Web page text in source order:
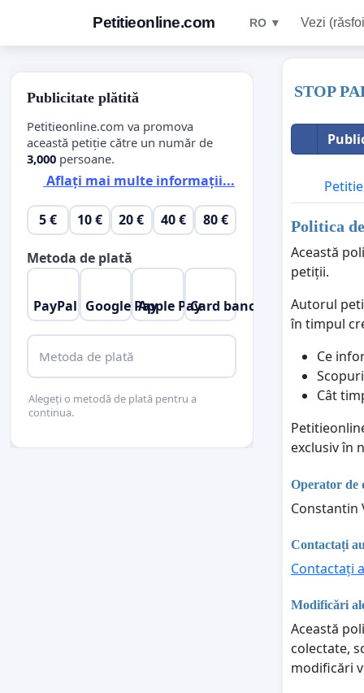
Petitieonline.com RO ▼ Vezi
STOP
Petitie
Politica
Această
petiții.
Autorul
în timpul
Ce
Cât
exclusiv în
Operator de
Constantin
Contactați
Contactați
Modificări
Această
colectate,
modificări
Publicitate plătită
Petitieonline.com va promova
această petiție către un număr de
3,000 persoane.
Aflați mai multe informații...
5 € 10 € 20 € 40 € 80 €
Metoda de plată
PayPal Google PayApple PayCard bancar
Metoda de plată
Alegeți o metodă de plată pentru a
continua.